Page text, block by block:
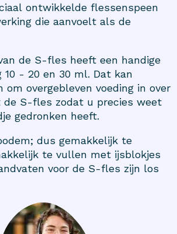
ontwikkelde flessenspeen
die aanvoelt als de
de S-fles heeft een handige
10 - 20 en 30 ml. Dat kan
om overgebleven voeding in over
de S-fles zodat u precies weet
gedronken heeft.
dus gemakkelijk te
te vullen met ijsblokjes
voor de S-fles zijn los